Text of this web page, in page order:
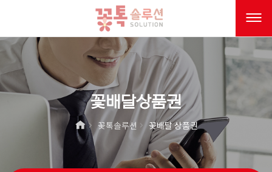
꽃배달상품권
꽃톡솔루션 꽃배달 상품권